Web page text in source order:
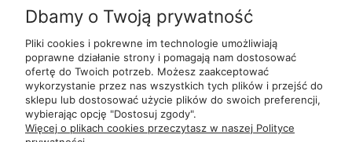
INFORMACJE
O NAS
ul.Romana Dmowskiego 1,
Św. Filipa 23/3, 31-150 Kraków
Dbamy o Twoją prywatność
Pliki cookies i pokrewne im technologie umożliwiają
poprawne działanie strony i pomagają nam dostosować
ofertę do Twoich potrzeb. Możesz zaakceptować
wykorzystanie przez nas wszystkich tych plików i przejść do
sklepu lub dostosować użycie plików do swoich preferencji,
wybierając opcję "Dostosuj zgody".
Więcej o plikach cookies przeczytasz w naszej Polityce